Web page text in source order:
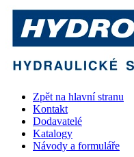
Zpět na hlavní stranu
Kontakt
Dodavatelé
Katalogy
Návody a formuláře